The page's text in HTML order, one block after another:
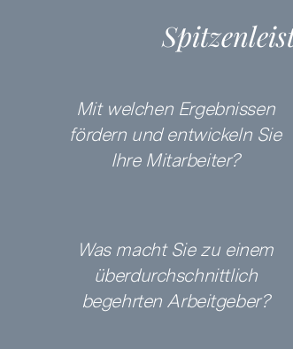
Mit welchen Ergebnissen
fördern und entwickeln Sie
Ihre Mitarbeiter?
Was macht Sie zu einem
überdurchschnittlich
begehrten Arbeitgeber?